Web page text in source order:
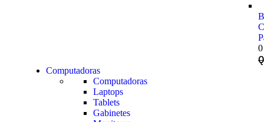
Q
Computadoras
Computadoras
Laptops
Tablets
Gabinetes